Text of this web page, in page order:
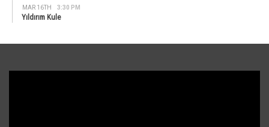
MAR 16TH 3:30 PM
Yıldırım Kule